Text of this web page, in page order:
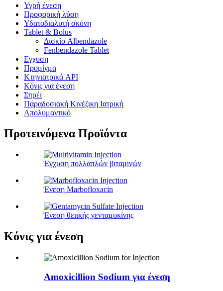
Υγρή ένεση
Προφορική λύση
Υδατοδιαλυτή σκόνη
Tablet & Bolus
Δισκίο Albendazole
Fenbendazole Tablet
Εγχυση
Προμίγμα
Κτηνιατρικά API
Κόνις για ένεση
Σπρέι
Παραδοσιακή Κινέζικη Ιατρική
Απολυμαντικό
Προτεινόμενα Προϊόντα
Έγχυση πολλαπλών βιταμινών
Ένεση Marbofloxacin
Ένεση θειικής γενταμυκίνης
Κόνις για ένεση
Amoxicillion Sodium για ένεση